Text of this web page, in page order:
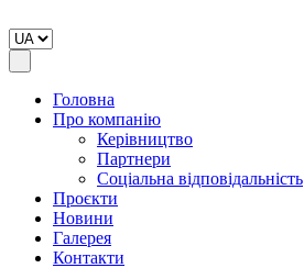
Головна
Про компанію
Керівництво
Партнери
Соціальна відповідальність
Проєкти
Новини
Галерея
Контакти